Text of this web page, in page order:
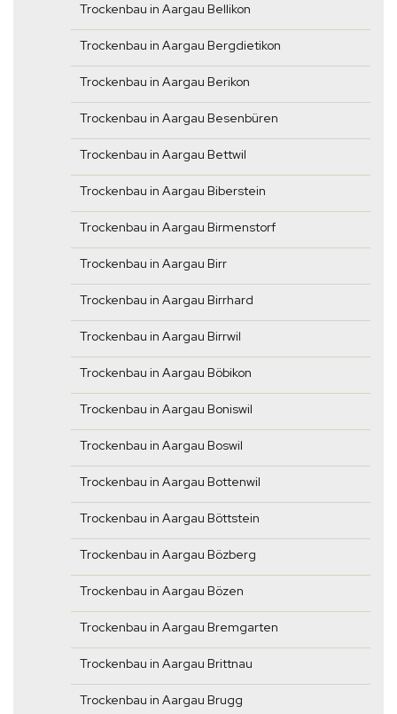
Trockenbau in Aargau Bellikon
Trockenbau in Aargau Bergdietikon
Trockenbau in Aargau Berikon
Trockenbau in Aargau Besenbüren
Trockenbau in Aargau Bettwil
Trockenbau in Aargau Biberstein
Trockenbau in Aargau Birmenstorf
Trockenbau in Aargau Birr
Trockenbau in Aargau Birrhard
Trockenbau in Aargau Birrwil
Trockenbau in Aargau Böbikon
Trockenbau in Aargau Boniswil
Trockenbau in Aargau Boswil
Trockenbau in Aargau Bottenwil
Trockenbau in Aargau Böttstein
Trockenbau in Aargau Bözberg
Trockenbau in Aargau Bözen
Trockenbau in Aargau Bremgarten
Trockenbau in Aargau Brittnau
Trockenbau in Aargau Brugg